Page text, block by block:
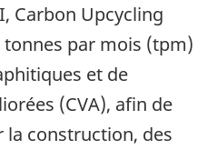
Carbon Upcycling
par mois (tpm)
et de
(CVA), afin de
construction, des